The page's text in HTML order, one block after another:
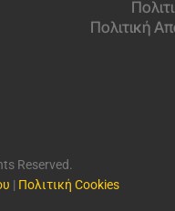
Πολιτική
Reserved.
| Πολιτική Cookies